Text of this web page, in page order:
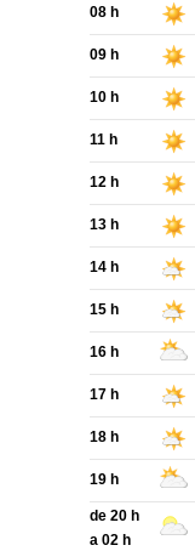
08 h
09 h
10 h
11 h
12 h
13 h
14 h
15 h
16 h
17 h
18 h
19 h
de 20 h
a 02 h